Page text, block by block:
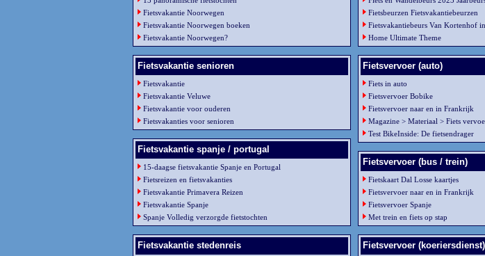
Fietsvakantie Noorwegen
Fietsvakantie Noorwegen boeken
Fietsvakantie Noorwegen?
Fietsvakantie senioren
Fietsvakantie
Fietsvakantie Veluwe
Fietsvakantie voor ouderen
Fietsvakanties voor senioren
Fietsvakantie spanje / portugal
15-daagse fietsvakantie Spanje en Portugal
Fietsreizen en fietsvakanties
Fietsvakantie Primavera Reizen
Fietsvakantie Spanje
Spanje Volledig verzorgde fietstochten
Fietsvakantie stedenreis
Fietsbeurzen Fietsvakantiebeurzen
Fietsvakantiebeurs Van Kortenhof
Home Ultimate Theme
Fietsvervoer (auto)
Fiets in auto
Fietsvervoer Bobike
Fietsvervoer naar en in Frankrijk
Magazine > Materiaal > Fiets
Test BikeInside: De fietsendrager
Fietsvervoer (bus / trein)
Fietskaart Dal Losse kaartjes
Fietsvervoer naar en in Frankrijk
Fietsvervoer Spanje
Met trein en fiets op stap
Fietsvervoer (koeriersdienst)